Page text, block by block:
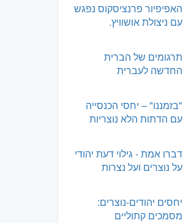
האפיפיור פרנציסקוס נפגש
עם ניצולת אושוויץ.
תרגומים של הברית
החדשה לעברית
"בזמננו" – יחסי הכנסייה
עם הדתות הלא נוצריות
דברו אמת - גילוי דעת יהודי
על נוצרים ועל נצרות
יחסים יהודים-נוצרים:
מסמכים קתוליים